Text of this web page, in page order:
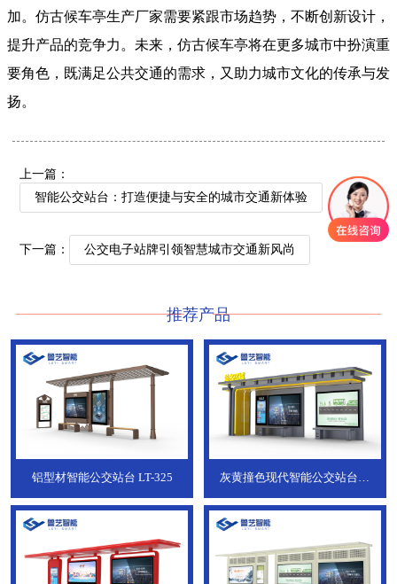
加。仿古候车亭生产厂家需要紧跟市场趋势，不断创新设计，
提升产品的竞争力。未来，仿古候车亭将在更多城市中扮演重
要角色，既满足公共交通的需求，又助力城市文化的传承与发
扬。
上一篇：
智能公交站台：打造便捷与安全的城市交通新体验
下一篇： 公交电子站牌引领智慧城市交通新风尚
推荐产品
铝型材智能公交站台 LT-325
灰黄撞色现代智能公交站台，